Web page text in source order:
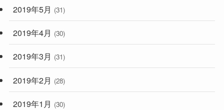
2019年5月 (31)
2019年4月 (30)
2019年3月 (31)
2019年2月 (28)
2019年1月 (30)